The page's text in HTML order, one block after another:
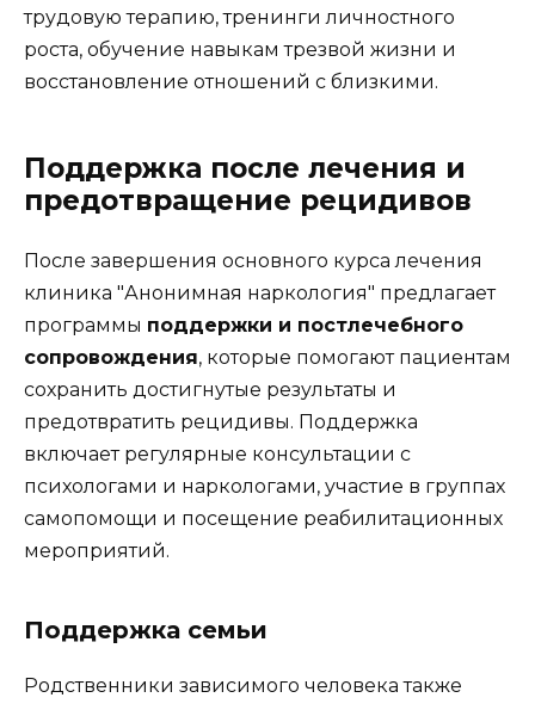
трудовую терапию, тренинги личностного
роста, обучение навыкам трезвой жизни и
восстановление отношений с близкими.
Поддержка после лечения и
предотвращение рецидивов
После завершения основного курса лечения
клиника "Анонимная наркология" предлагает
программы поддержки и постлечебного
сопровождения, которые помогают пациентам
сохранить достигнутые результаты и
предотвратить рецидивы. Поддержка
включает регулярные консультации с
психологами и наркологами, участие в группах
самопомощи и посещение реабилитационных
мероприятий.
Поддержка семьи
Родственники зависимого человека также